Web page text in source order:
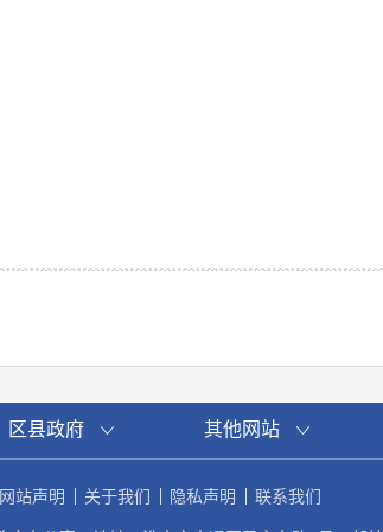
区县政府 其他网站
网站声明 关于我们 隐私声明 联系我们